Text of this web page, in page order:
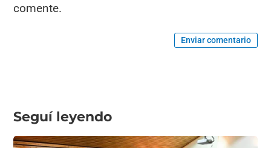
comente.
Enviar comentario
Seguí leyendo